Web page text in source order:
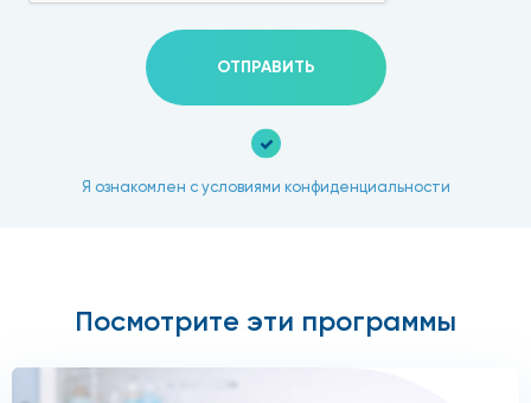
ОТПРАВИТЬ
Я ознакомлен с условиями конфиденциальности
Посмотрите эти программы